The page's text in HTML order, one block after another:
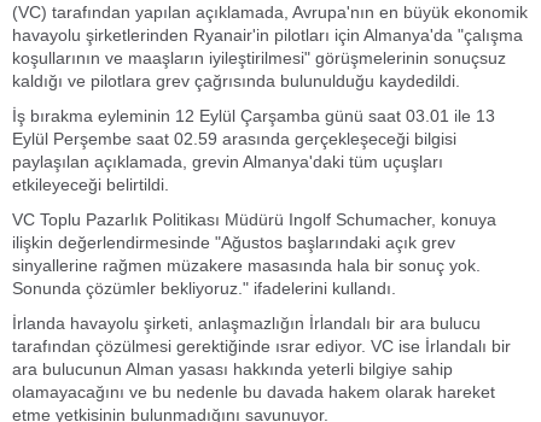
(VC) tarafından yapılan açıklamada, Avrupa'nın en büyük ekonomik
havayolu şirketlerinden Ryanair'in pilotları için Almanya'da "çalışma
koşullarının ve maaşların iyileştirilmesi" görüşmelerinin sonuçsuz
kaldığı ve pilotlara grev çağrısında bulunulduğu kaydedildi.
İş bırakma eyleminin 12 Eylül Çarşamba günü saat 03.01 ile 13
Eylül Perşembe saat 02.59 arasında gerçekleşeceği bilgisi
paylaşılan açıklamada, grevin Almanya'daki tüm uçuşları
etkileyeceği belirtildi.
VC Toplu Pazarlık Politikası Müdürü Ingolf Schumacher, konuya
ilişkin değerlendirmesinde "Ağustos başlarındaki açık grev
sinyallerine rağmen müzakere masasında hala bir sonuç yok.
Sonunda çözümler bekliyoruz." ifadelerini kullandı.
İrlanda havayolu şirketi, anlaşmazlığın İrlandalı bir ara bulucu
tarafından çözülmesi gerektiğinde ısrar ediyor. VC ise İrlandalı bir
ara bulucunun Alman yasası hakkında yeterli bilgiye sahip
olamayacağını ve bu nedenle bu davada hakem olarak hareket
etme yetkisinin bulunmadığını savunuyor.